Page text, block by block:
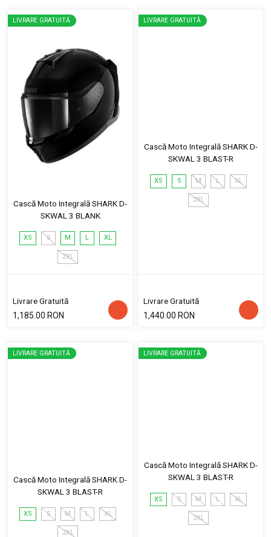
LIVRARE GRATUITĂ
Cască Moto Integrală SHARK D-
SKWAL 3 BLANK
XS S M L XL
2XL
Livrare Gratuită
1,185.00 RON
LIVRARE GRATUITĂ
Cască Moto Integrală SHARK D-
SKWAL 3 BLAST-R
XS S M L XL
2XL
Livrare Gratuită
1,440.00 RON
LIVRARE GRATUITĂ
Cască Moto Integrală SHARK D-
SKWAL 3 BLAST-R
XS S M L XL
2XL
LIVRARE GRATUITĂ
Cască Moto Integrală SHARK D-
SKWAL 3 BLAST-R
XS S M L XL
2XL